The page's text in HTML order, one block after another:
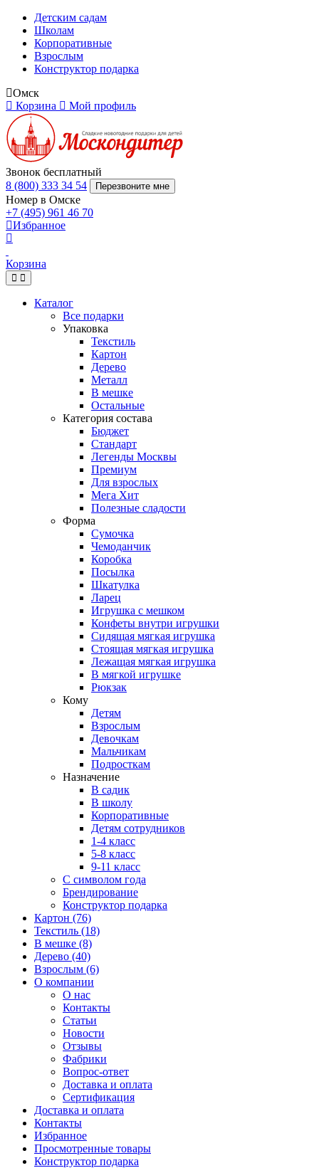
Детским садам
Школам
Корпоративные
Взрослым
Конструктор подарка
Омск
Корзина
Мой профиль
Звонок бесплатный
8 (800) 333 34 54
Перезвоните мне
Номер в Омске
+7 (495) 961 46 70
Избранное
Корзина
Каталог
Все подарки
Упаковка
Текстиль
Картон
Дерево
Металл
В мешке
Остальные
Категория состава
Бюджет
Стандарт
Легенды Москвы
Премиум
Для взрослых
Мега Хит
Полезные сладости
Форма
Сумочка
Чемоданчик
Коробка
Посылка
Шкатулка
Ларец
Игрушка с мешком
Конфеты внутри игрушки
Сидящая мягкая игрушка
Стоящая мягкая игрушка
Лежащая мягкая игрушка
В мягкой игрушке
Рюкзак
Кому
Детям
Взрослым
Девочкам
Мальчикам
Подросткам
Назначение
В садик
В школу
Корпоративные
Детям сотрудников
1-4 класс
5-8 класс
9-11 класс
С символом года
Брендирование
Конструктор подарка
Картон (76)
Текстиль (18)
В мешке (8)
Дерево (40)
Взрослым (6)
О компании
О нас
Контакты
Статьи
Новости
Отзывы
Фабрики
Вопрос-ответ
Доставка и оплата
Сертификация
Доставка и оплата
Контакты
Избранное
Просмотренные товары
Конструктор подарка